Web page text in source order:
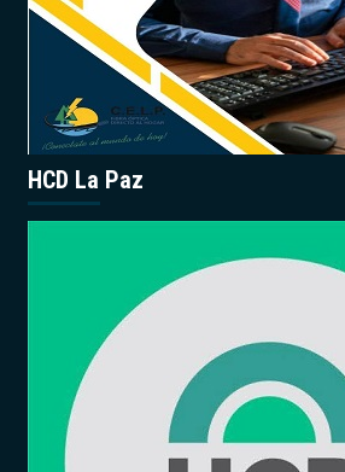
HCD La Paz